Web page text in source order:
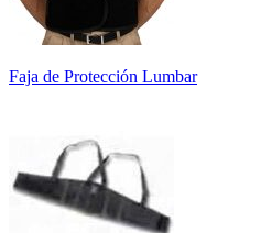
Faja de Protección Lumbar